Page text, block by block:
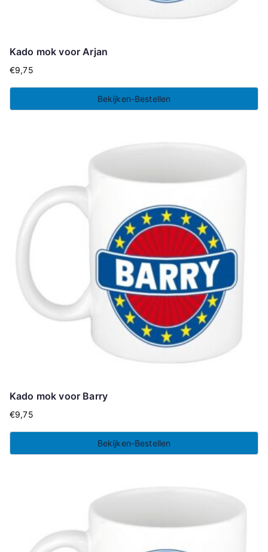
Kado mok voor Arjan
€9,75
Bekijken-Bestellen
Kado mok voor Barry
€9,75
Bekijken-Bestellen